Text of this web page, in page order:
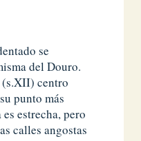
se
del Douro.
centro
punto más
estrecha, pero
calles angostas